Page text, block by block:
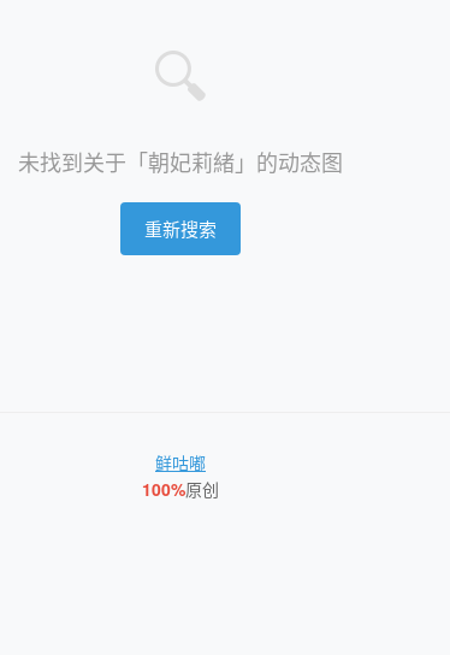
🔍
未找到关于「朝妃莉緒」的动态图
重新搜索
鲜咕嘟
100%原创